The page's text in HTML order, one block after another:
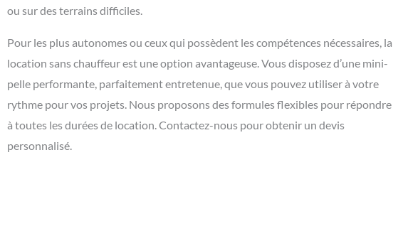
ou sur des terrains difficiles.
Pour les plus autonomes ou ceux qui possèdent les compétences nécessaires, la
location sans chauffeur est une option avantageuse. Vous disposez d’une mini-
pelle performante, parfaitement entretenue, que vous pouvez utiliser à votre
rythme pour vos projets. Nous proposons des formules flexibles pour répondre
à toutes les durées de location. Contactez-nous pour obtenir un devis
personnalisé.